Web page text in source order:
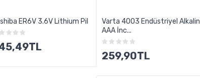
ER6V 3.6V Lithium Pil
Varta 4003 Endüstriyel Alkalin
AAA İnc...
259,90TL